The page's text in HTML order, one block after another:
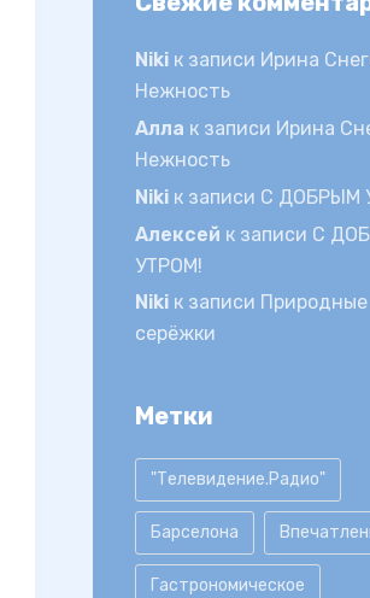
Niki к записи Ирина
Нежность
Алла к записи Ирина
Нежность
Niki к записи С ДОБРЫМ
Алексей к записи С
УТРОМ!
Niki к записи Природные
серёжки
Метки
"Телевидение.Радио"
Барселона
Гастрономическое